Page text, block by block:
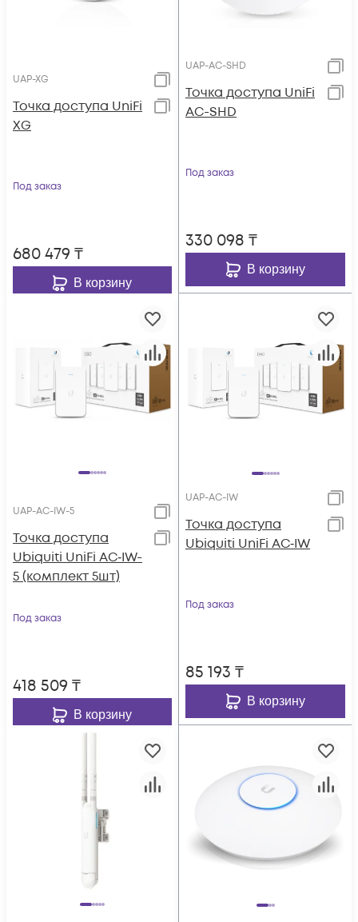
UAP-XG
Toчка доступа UniFi
XG
Под заказ
680 479 ₸
В корзину
UAP-AC-SHD
Toчка доступа UniFi
AC-SHD
Под заказ
330 098 ₸
В корзину
UAP-AC-IW-5
Toчка доступа
Ubiquiti UniFi AC‑IW-
5 (комплект 5шт)
Под заказ
418 509 ₸
В корзину
UAP-AC-IW
Toчка доступа
Ubiquiti UniFi AC‑IW
Под заказ
85 193 ₸
В корзину